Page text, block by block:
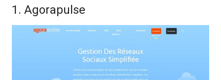
1. Agorapulse